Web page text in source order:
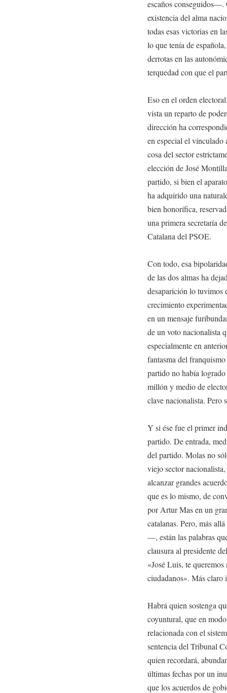
escaños conseguidos—.
existencia del alma
todas esas victorias en
lo que tenía de
derrotas en las
terquedad con que el
Eso en el orden
vista un reparto de
dirección ha
en especial el
cosa del sector
elección de José
partido, si bien el
ha adquirido una
bien honorífica,
una primera secretaría
Catalana del PSOE.
Con todo, esa
de las dos almas ha
desaparición lo tuvimos
crecimiento
en un mensaje
de un voto nacionalista
especialmente en
fantasma del
partido no había
millón y medio de
clave nacionalista. Pero
Y si ése fue el primer
partido. De entrada,
del partido. Molas no
viejo sector
alcanzar grandes
que es lo mismo, de
por Artur Mas en un
catalanas. Pero, más
—, están las palabras
clausura al presidente
«José Luis, te
ciudadanos». Más claro
Habrá quien sostenga
coyuntural, que en
relacionada con el
sentencia del Tribunal
quien recordará,
últimas fechas por un
que los acuerdos de